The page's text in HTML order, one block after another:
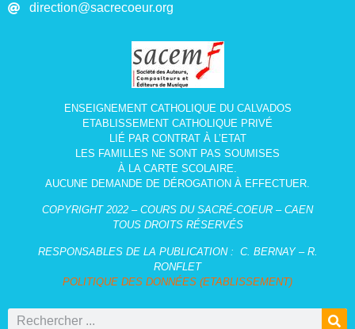
direction@sacrecoeur.org
ENSEIGNEMENT CATHOLIQUE DU CALVADOS
ETABLISSEMENT CATHOLIQUE PRIVÉ
LIÉ PAR CONTRAT À L’ETAT
LES FAMILLES NE SONT PAS SOUMISES
À LA CARTE SCOLAIRE.
AUCUNE DEMANDE DE DÉROGATION À EFFECTUER.
COPYRIGHT 2022 – COURS DU SACRÉ-COEUR – CAEN
TOUS DROITS RÉSERVÉS
RESPONSABLES DE LA PUBLICATION : C. BERNAY – R.
RONFLET
POLITIQUE DES DONNÉES (ETABLISSEMENT)